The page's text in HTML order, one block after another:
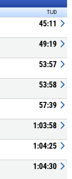
TIJD
45:11
49:19
53:57
53:58
57:39
1:03:58
1:04:25
1:04:30